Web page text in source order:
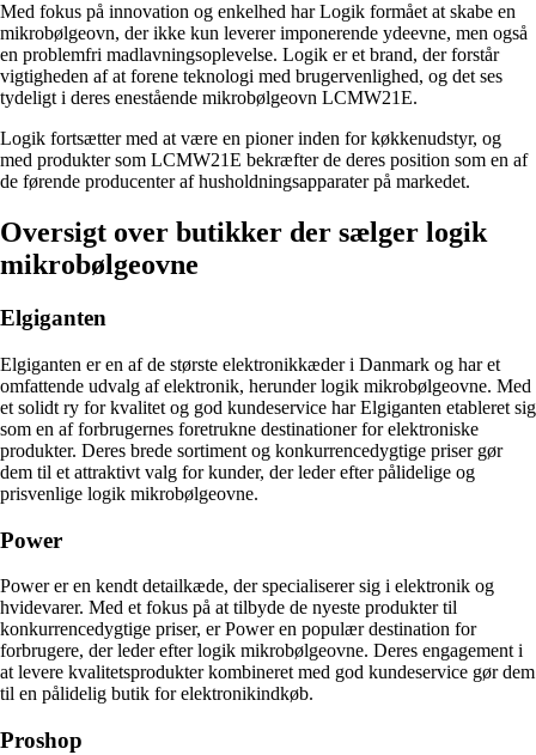
Med fokus på innovation og enkelhed har Logik formået at skabe en
mikrobølgeovn, der ikke kun leverer imponerende ydeevne, men også
en problemfri madlavningsoplevelse. Logik er et brand, der forstår
vigtigheden af at forene teknologi med brugervenlighed, og det ses
tydeligt i deres enestående mikrobølgeovn LCMW21E.
Logik fortsætter med at være en pioner inden for køkkenudstyr, og
med produkter som LCMW21E bekræfter de deres position som en af
de førende producenter af husholdningsapparater på markedet.
Oversigt over butikker der sælger logik
mikrobølgeovne
Elgiganten
Elgiganten er en af de største elektronikkæder i Danmark og har et
omfattende udvalg af elektronik, herunder logik mikrobølgeovne. Med
et solidt ry for kvalitet og god kundeservice har Elgiganten etableret sig
som en af forbrugernes foretrukne destinationer for elektroniske
produkter. Deres brede sortiment og konkurrencedygtige priser gør
dem til et attraktivt valg for kunder, der leder efter pålidelige og
prisvenlige logik mikrobølgeovne.
Power
Power er en kendt detailkæde, der specialiserer sig i elektronik og
hvidevarer. Med et fokus på at tilbyde de nyeste produkter til
konkurrencedygtige priser, er Power en populær destination for
forbrugere, der leder efter logik mikrobølgeovne. Deres engagement i
at levere kvalitetsprodukter kombineret med god kundeservice gør dem
til en pålidelig butik for elektronikindkøb.
Proshop